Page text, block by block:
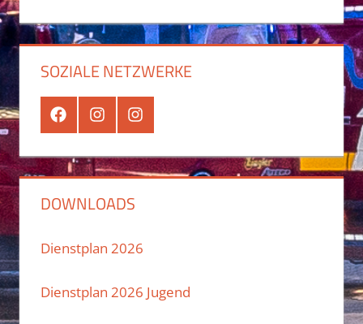
SOZIALE NETZWERKE
FacebookInstagramInstagram
Jugend
DOWNLOADS
Dienstplan 2026
Dienstplan 2026 Jugend